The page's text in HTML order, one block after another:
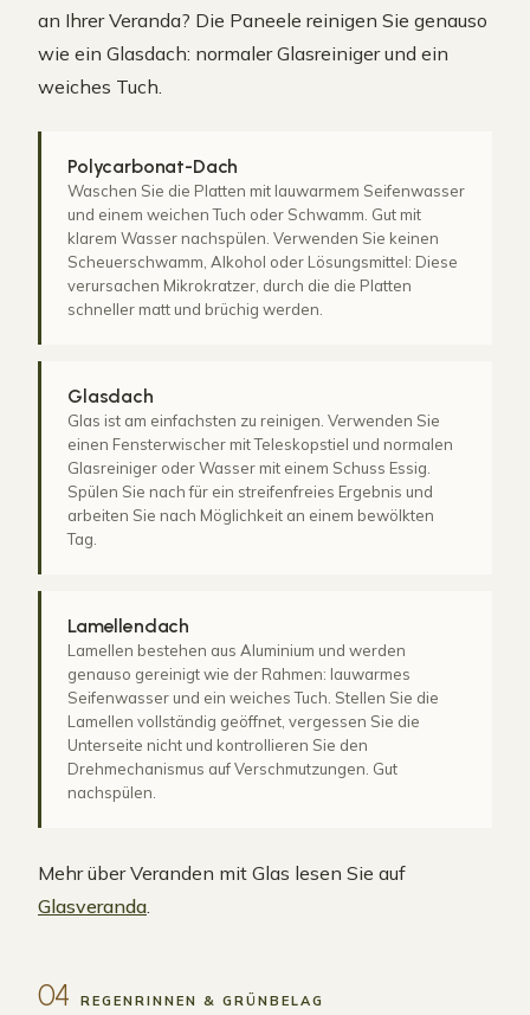
an Ihrer Veranda? Die Paneele reinigen Sie genauso
wie ein Glasdach: normaler Glasreiniger und ein
weiches Tuch.
Polycarbonat-Dach
Waschen Sie die Platten mit lauwarmem Seifenwasser
und einem weichen Tuch oder Schwamm. Gut mit
klarem Wasser nachspülen. Verwenden Sie keinen
Scheuerschwamm, Alkohol oder Lösungsmittel: Diese
verursachen Mikrokratzer, durch die die Platten
schneller matt und brüchig werden.
Glasdach
Glas ist am einfachsten zu reinigen. Verwenden Sie
einen Fensterwischer mit Teleskopstiel und normalen
Glasreiniger oder Wasser mit einem Schuss Essig.
Spülen Sie nach für ein streifenfreies Ergebnis und
arbeiten Sie nach Möglichkeit an einem bewölkten
Tag.
Lamellendach
Lamellen bestehen aus Aluminium und werden
genauso gereinigt wie der Rahmen: lauwarmes
Seifenwasser und ein weiches Tuch. Stellen Sie die
Lamellen vollständig geöffnet, vergessen Sie die
Unterseite nicht und kontrollieren Sie den
Drehmechanismus auf Verschmutzungen. Gut
nachspülen.
Mehr über Veranden mit Glas lesen Sie auf
Glasveranda.
04 REGENRINNEN & GRÜNBELAG